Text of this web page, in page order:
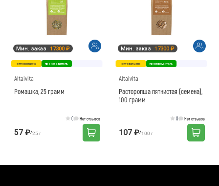
Мин. заказ 17300 ₽
оптовая цена производитель
Altaivita
Ромашка, 25 грамм
0 Нет отзывов
57 ₽/25 г
Мин. заказ 17300 ₽
оптовая цена производитель
Altaivita
Расторопша пятнистая (семена),
100 грамм
0 Нет отзывов
107 ₽/100 г